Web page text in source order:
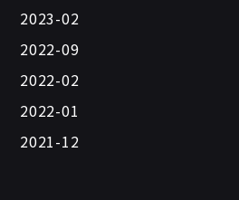
2023-02
2022-09
2022-02
2022-01
2021-12